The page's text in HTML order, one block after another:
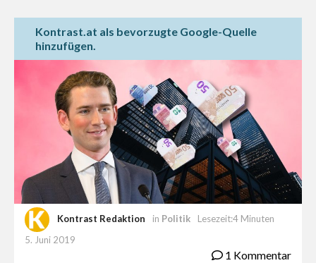
Kontrast.at als bevorzugte Google-Quelle
hinzufügen.
Kontrast Redaktion in Politik
Lesezeit:4 Minuten
5. Juni 2019
1 Kommentar